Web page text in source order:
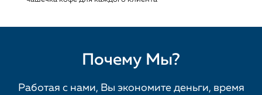
Почему Мы?
Работая с нами, Вы экономите деньги, время